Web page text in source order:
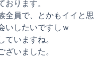
おります。
全員で、とかもイイと思
いしたいですしｗ
ていますね。
ざいました。